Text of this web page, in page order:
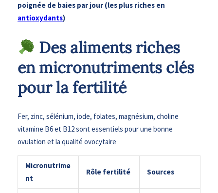
poignée de baies par jour (les plus riches en
antioxydants)
​ Des aliments riches
en micronutriments clés
pour la fertilité
Fer, zinc, sélénium, iode, folates, magnésium, choline
vitamine B6 et B12 sont essentiels pour une bonne
ovulation et la qualité ovocytaire
Micronutrime
nt
Rôle fertilité Sources